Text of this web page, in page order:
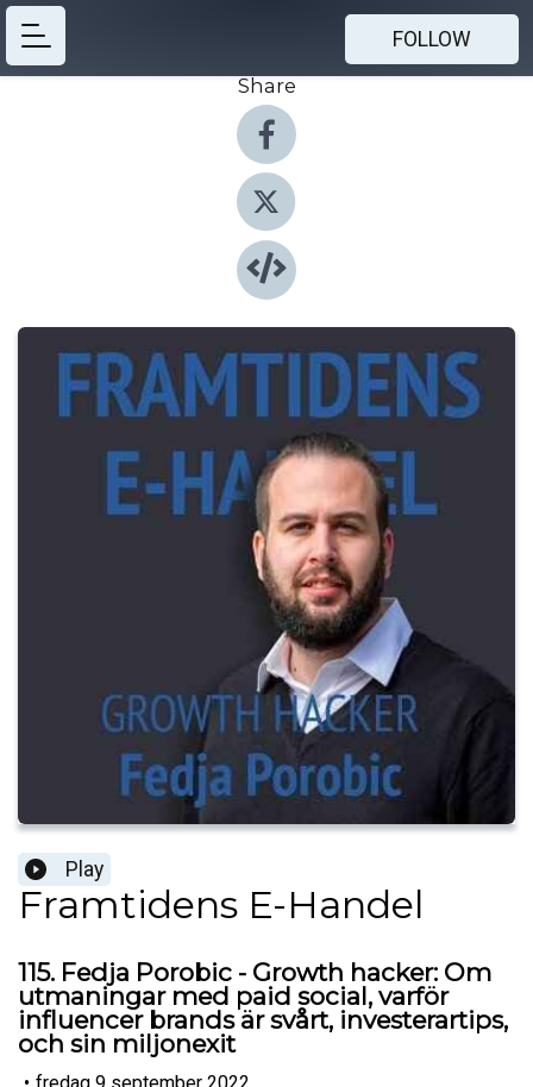
FOLLOW
Share
Play
Framtidens E-Handel
115. Fedja Porobic - Growth hacker: Om
utmaningar med paid social, varför
influencer brands är svårt, investerartips,
och sin miljonexit